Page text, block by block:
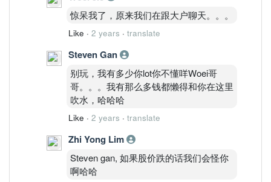
惊呆我了，原来我们在跟大户聊天。。。
Like · 2 years · translate
Steven Gan
别玩，我有多少你lot你不懂咩Woei哥
哥。。。我有那么多钱都懒得和你在这里
吹水，哈哈哈
Like · 2 years · translate
Zhi Yong Lim
Steven gan, 如果股价跌的话我们会怪你
啊哈哈